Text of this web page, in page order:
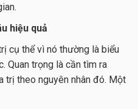
hiệu quả
cụ thể vì nó thường là biểu
Quan trọng là cần tìm ra
trị theo nguyên nhân đó. Một